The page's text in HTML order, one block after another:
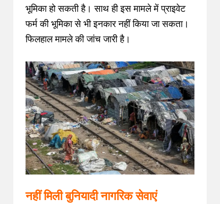
भूमिका हो सकती है। साथ ही इस मामले में प्राइवेट
फर्म की भूमिका से भी इनकार नहीं किया जा सकता।
फिलहाल मामले की जांच जारी है।
नहीं मिली बुनियादी नागरिक सेवाएं